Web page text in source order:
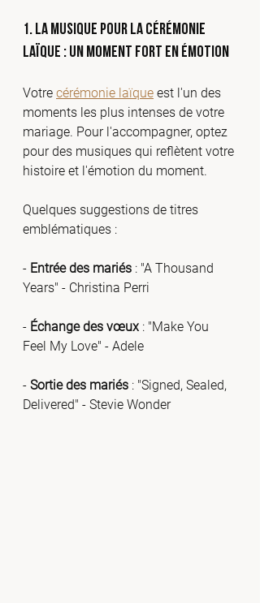
1. La musique pour la cérémonie
laïque : un moment fort en émotion
Votre cérémonie laïque est l'un des
moments les plus intenses de votre
mariage. Pour l'accompagner, optez
pour des musiques qui reflètent votre
histoire et l'émotion du moment.
Quelques suggestions de titres
emblématiques :
- Entrée des mariés : "A Thousand
Years" - Christina Perri
- Échange des vœux : "Make You
Feel My Love" - Adele
- Sortie des mariés : "Signed, Sealed,
Delivered" - Stevie Wonder